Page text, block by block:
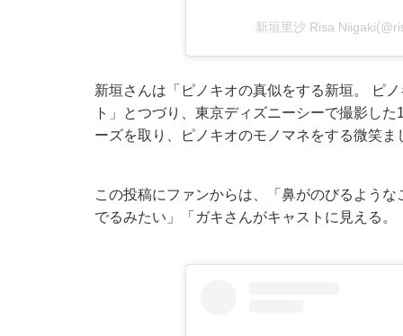
新垣里沙 Risa
新垣さんは「ピノキオの真似をする新垣。 ピ
ト」とつづり、東京ディズニーシーで撮影し
ーズを取り、ピノキオのモノマネをする微笑ま
この投稿にファンからは、「鼻がのびるよう
でるみたい」「ガキさんがキャストに見える